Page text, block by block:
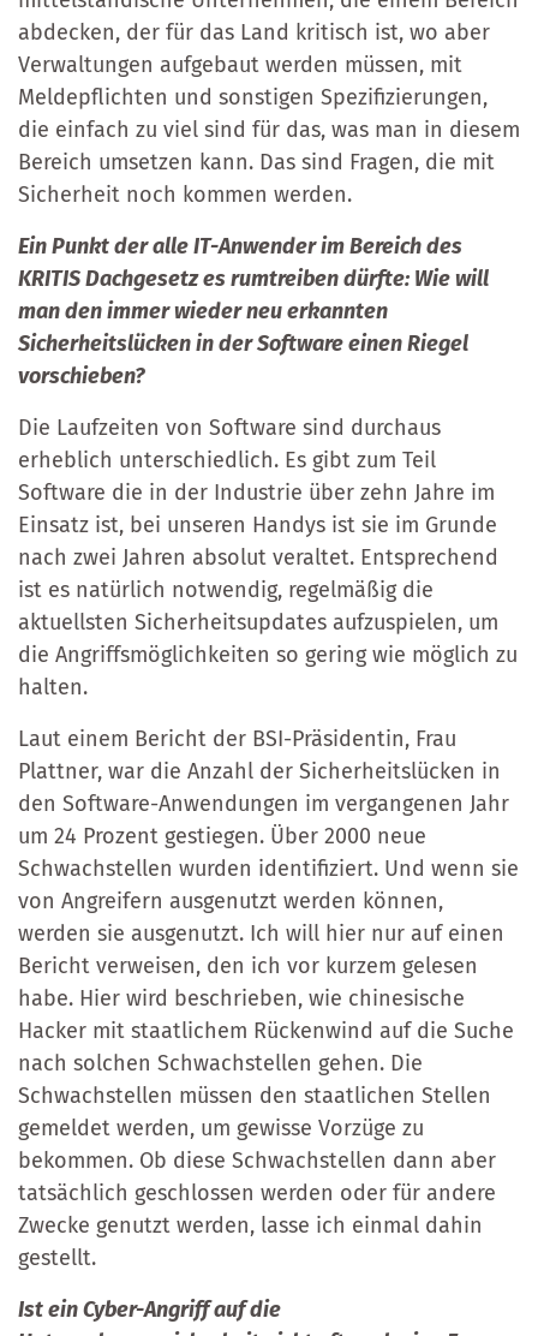
abdecken, der für das Land kritisch ist, wo aber
Verwaltungen aufgebaut werden müssen, mit
Meldepflichten und sonstigen Spezifizierungen,
die einfach zu viel sind für das, was man in diesem
Bereich umsetzen kann. Das sind Fragen, die mit
Sicherheit noch kommen werden.
Ein Punkt der alle IT-Anwender im Bereich des
KRITIS Dachgesetz es rumtreiben dürfte: Wie will
man den immer wieder neu erkannten
Sicherheitslücken in der Software einen Riegel
vorschieben?
Die Laufzeiten von Software sind durchaus
erheblich unterschiedlich. Es gibt zum Teil
Software die in der Industrie über zehn Jahre im
Einsatz ist, bei unseren Handys ist sie im Grunde
nach zwei Jahren absolut veraltet. Entsprechend
ist es natürlich notwendig, regelmäßig die
aktuellsten Sicherheitsupdates aufzuspielen, um
die Angriffsmöglichkeiten so gering wie möglich zu
halten.
Laut einem Bericht der BSI-Präsidentin, Frau
Plattner, war die Anzahl der Sicherheitslücken in
den Software-Anwendungen im vergangenen Jahr
um 24 Prozent gestiegen. Über 2000 neue
Schwachstellen wurden identifiziert. Und wenn sie
von Angreifern ausgenutzt werden können,
werden sie ausgenutzt. Ich will hier nur auf einen
Bericht verweisen, den ich vor kurzem gelesen
habe. Hier wird beschrieben, wie chinesische
Hacker mit staatlichem Rückenwind auf die Suche
nach solchen Schwachstellen gehen. Die
Schwachstellen müssen den staatlichen Stellen
gemeldet werden, um gewisse Vorzüge zu
bekommen. Ob diese Schwachstellen dann aber
tatsächlich geschlossen werden oder für andere
Zwecke genutzt werden, lasse ich einmal dahin
gestellt.
Ist ein Cyber-Angriff auf die